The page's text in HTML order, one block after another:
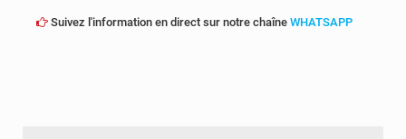
Suivez l'information en direct sur notre chaîne WHATSAPP